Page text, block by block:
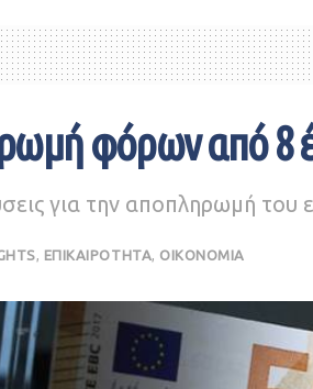
φόρων από 8
για την αποπληρωμή του
, ΕΠΙΚΑΙΡΟΤΗΤΑ, ΟΙΚΟΝΟΜΙΑ